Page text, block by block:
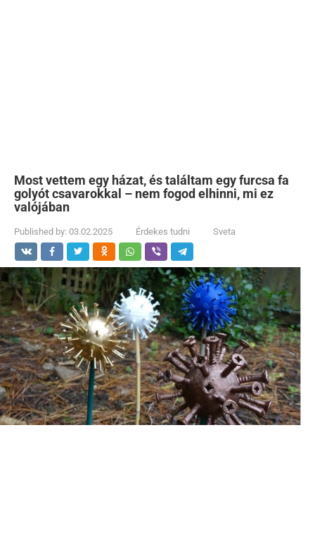
Most vettem egy házat, és találtam egy furcsa fa
golyót csavarokkal – nem fogod elhinni, mi ez
valójában
Published by: 03.02.2025 Érdekes tudni Sveta